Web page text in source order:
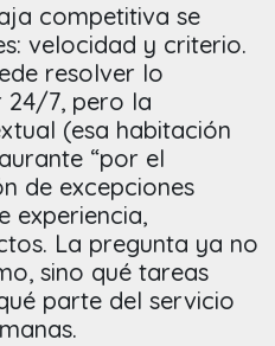
competitiva se
velocidad y criterio.
resolver lo
24/7, pero la
(esa habitación
“por el
de excepciones
experiencia,
La pregunta ya no
sino qué tareas
parte del servicio